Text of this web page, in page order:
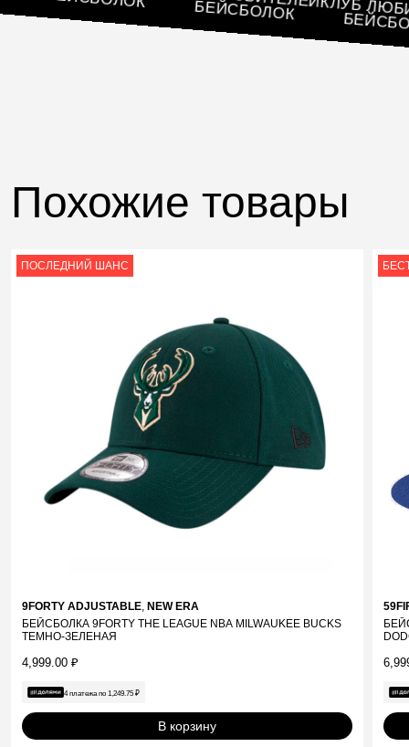
БЕЙСБОЛОК КЛУБ
Похожие товары
ПОСЛЕДНИЙ ШАНС
9FORTY ADJUSTABLE, NEW ERA
БЕЙСБОЛКА 9FORTY THE LEAGUE NBA MILWAUKEE BUCKS
ТЕМНО-ЗЕЛЕНАЯ
4,999.00 ₽
4 платежа по 1,249.75 ₽
В корзину